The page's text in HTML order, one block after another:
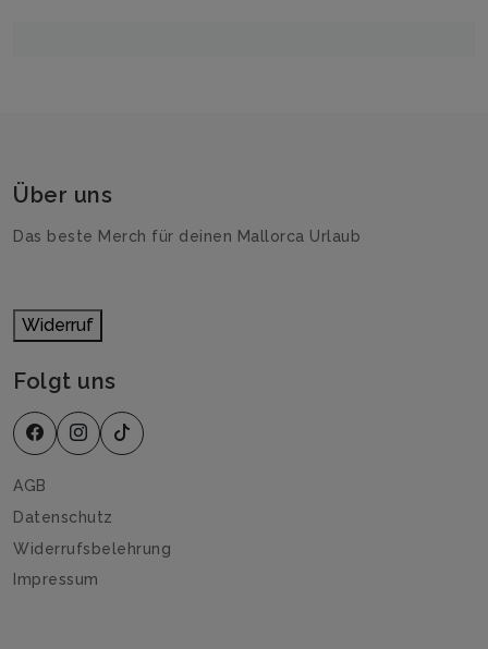
Über uns
Das beste Merch für deinen Mallorca Urlaub
Widerruf
Folgt uns
AGB
Datenschutz
Widerrufsbelehrung
Impressum